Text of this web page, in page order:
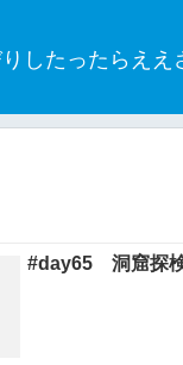
したったらええ
#day65 洞窟探